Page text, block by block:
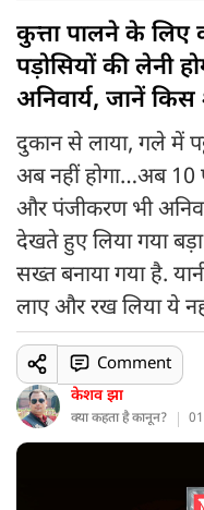
कुत्ता पालने के
पड़ोसियों की लेनी
अनिवार्य, जानें
दुकान से लाया, गले में
अब नहीं होगा…अब 10
और पंजीकरण भी
देखते हुए लिया गया
सख्त बनाया गया है.
लाए और रख लिया ये
केशव झा
क्या कहता है कानून?
Comment